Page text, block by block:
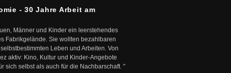
- 30 Jahre Arbeit am
Männer und Kinder ein leerstehendes
Fabrikgelände. Sie wollten bezahlbaren
Leben und Arbeiten. Von
aktiv: Kino, Kultur und Kinder-Angebote
sich selbst als auch für die Nachbarschaft. "